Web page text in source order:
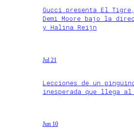
Gucci presenta El
Demi Moore bajo la
y Halina Reijn
Jul 21
Lecciones de un
inesperada que llega
Jun 10